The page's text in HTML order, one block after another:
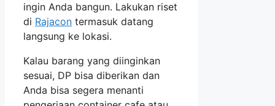
ingin Anda bangun. Lakukan riset
di Rajacon termasuk datang
langsung ke lokasi.
Kalau barang yang diinginkan
sesuai, DP bisa diberikan dan
Anda bisa segera menanti